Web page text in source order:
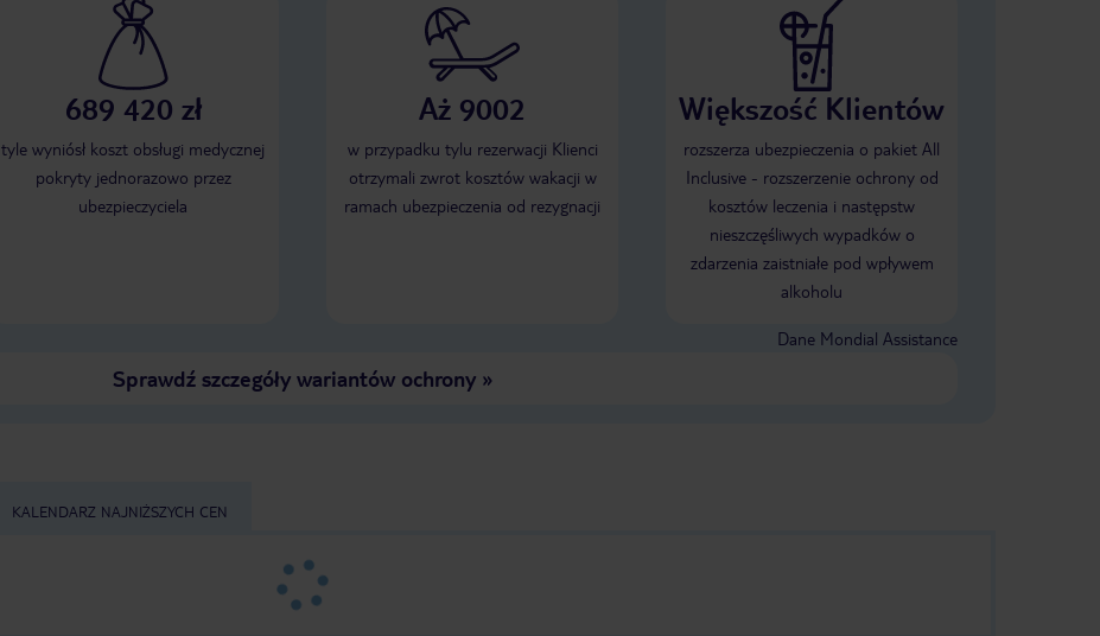
Na szczęście basen na 6. piętrze i
boczny widok na morze- bulwar za 50
metrów, a mały market ale dobrze
zaopatrzony na przeciwko hotelu.
689 420 zł
tyle wyniósł koszt obsługi medycznej
pokryty jednorazowo przez
ubezpieczyciela
Aż 9002
w przypadku tylu rezerwacji Klienci
otrzymali zwrot kosztów wakacji w
ramach ubezpieczenia od rezygnacji
Większość Klientów
rozszerza ubezpieczenia o pakiet All
Inclusive - rozszerzenie ochrony od
kosztów leczenia i następstw
nieszczęśliwych wypadków o
zdarzenia zaistniałe pod wpływem
alkoholu
Dane Mondial Assistance
Sprawdź szczegóły wariantów ochrony»
KALENDARZ NAJNIŻSZYCH CEN